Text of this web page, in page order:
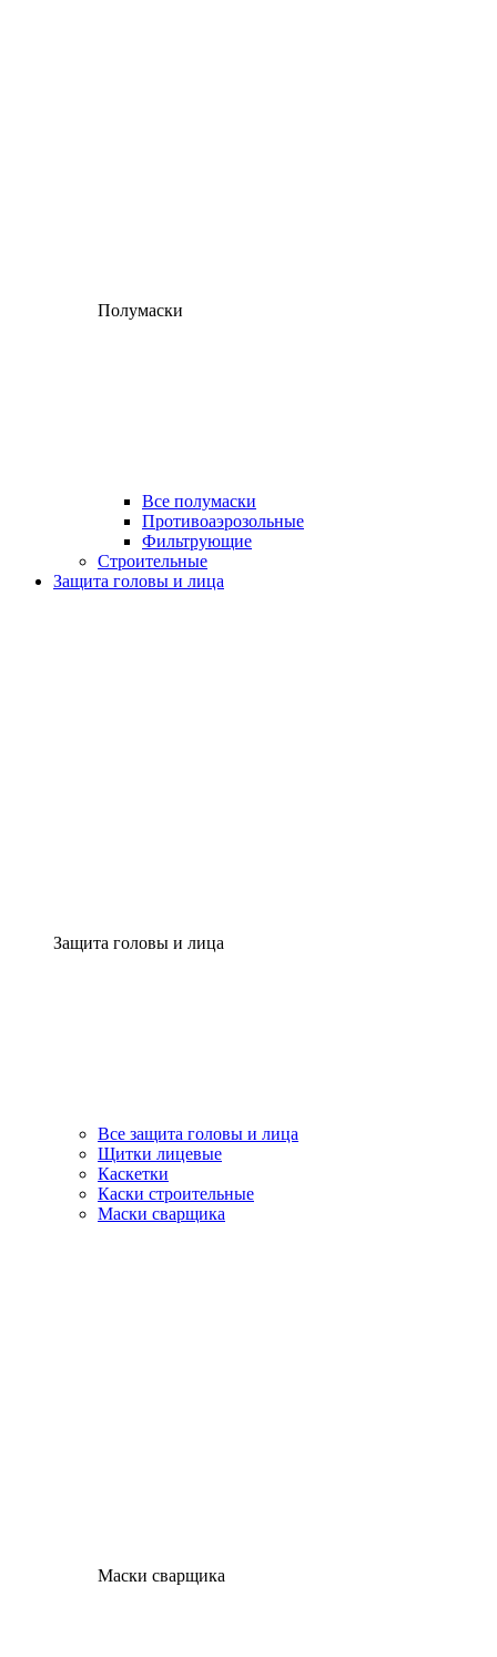
Полумаски
Все полумаски
Противоаэрозольные
Фильтрующие
Строительные
Защита головы и лица
Защита головы и лица
Все защита головы и лица
Щитки лицевые
Каскетки
Каски строительные
Маски сварщика
Маски сварщика